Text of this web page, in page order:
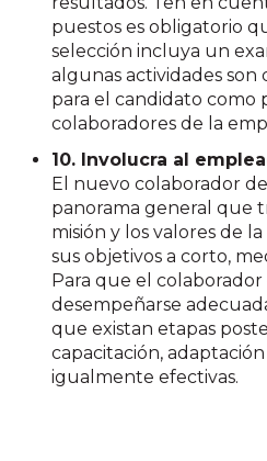
puestos es obligatorio
selección incluya un
algunas actividades
para el candidato como
colaboradores de la
10. Involucra al
El nuevo colaborador
panorama general que
misión y los valores de
sus objetivos a corto,
Para que el
desempeñarse
que existan etapas
capacitación,
igualmente efectivas.